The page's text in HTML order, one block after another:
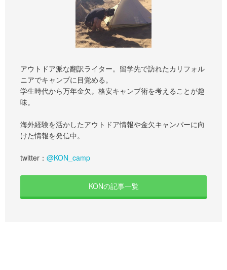
アウトドア派な翻訳ライター。留学先で訪れたカリフォル
ニアでキャンプに目覚める。
学生時代から万年金欠。格安キャンプ術を考えることが趣
味。
海外経験を活かしたアウトドア情報や金欠キャンパーに向
けた情報を発信中。
twitter： @KON_camp
KONの記事一覧